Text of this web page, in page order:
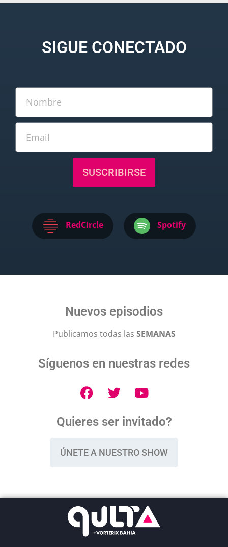
SIGUE CONECTADO
SUSCRIBIRSE
RedCircle Spotify
Nuevos episodios
Publicamos todas las SEMANAS
Síguenos en nuestras redes
Quieres ser invitado?
ÚNETE A NUESTRO SHOW